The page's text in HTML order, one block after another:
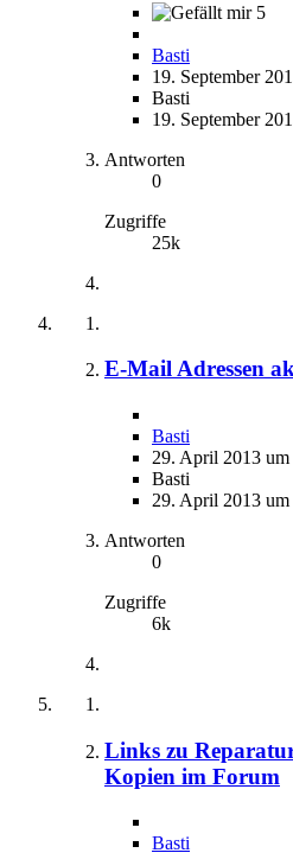
5
Basti
19. September
Basti
19. September
Antworten
0
Zugriffe
25k
E-Mail Adressen
Basti
29. April 2013 um
Basti
29. April 2013 um
Antworten
0
Zugriffe
6k
Links zu
Kopien im Forum
Basti